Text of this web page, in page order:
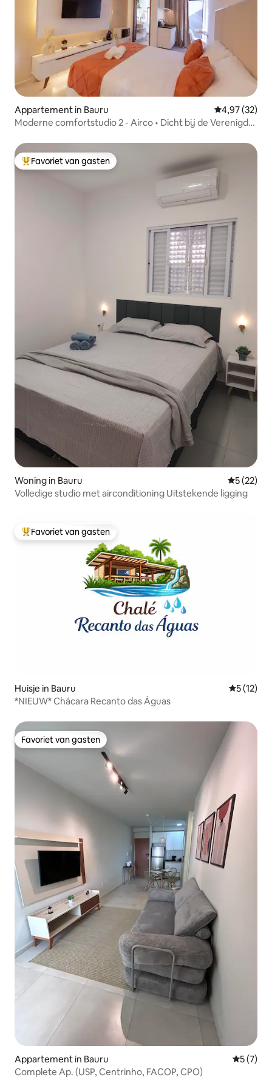
Appartement in Bauru Gemiddelde
4,97 (32)
Moderne comfortstudio 2 - Airco • Dicht bij de Verenigde
Topfavoriet van gasten
Favoriet van gasten
Woning in Bauru
5 (22)
Volledige studio met airconditioning Uitstekende ligging
Topfavoriet van gasten
Favoriet van gasten
Huisje in Bauru
5 (12)
*NIEUW* Chácara Recanto das Águas
Favoriet van gasten
Favoriet van gasten
Appartement in Bauru
5 (7)
Complete Ap. (USP, Centrinho, FACOP, CPO)